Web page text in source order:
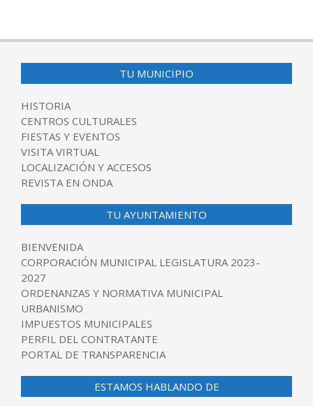
TU MUNICIPIO
HISTORIA
CENTROS CULTURALES
FIESTAS Y EVENTOS
VISITA VIRTUAL
LOCALIZACIÓN Y ACCESOS
REVISTA EN ONDA
TU AYUNTAMIENTO
BIENVENIDA
CORPORACIÓN MUNICIPAL LEGISLATURA 2023-
2027
ORDENANZAS Y NORMATIVA MUNICIPAL
URBANISMO
IMPUESTOS MUNICIPALES
PERFIL DEL CONTRATANTE
PORTAL DE TRANSPARENCIA
ESTAMOS HABLANDO DE